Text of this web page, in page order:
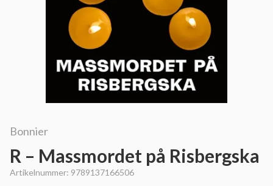
Bonnier
R – Massmordet på Risbergska
Artikelnummer: 9789137166506